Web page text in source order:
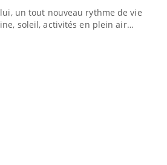
un tout nouveau rythme de vie !
soleil, activités en plein air…